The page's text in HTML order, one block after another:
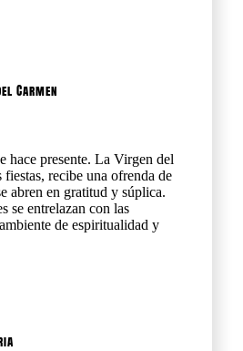
Carmen
hace presente. La Virgen del
recibe una ofrenda de
abren en gratitud y súplica.
se entrelazan con las
de espiritualidad y